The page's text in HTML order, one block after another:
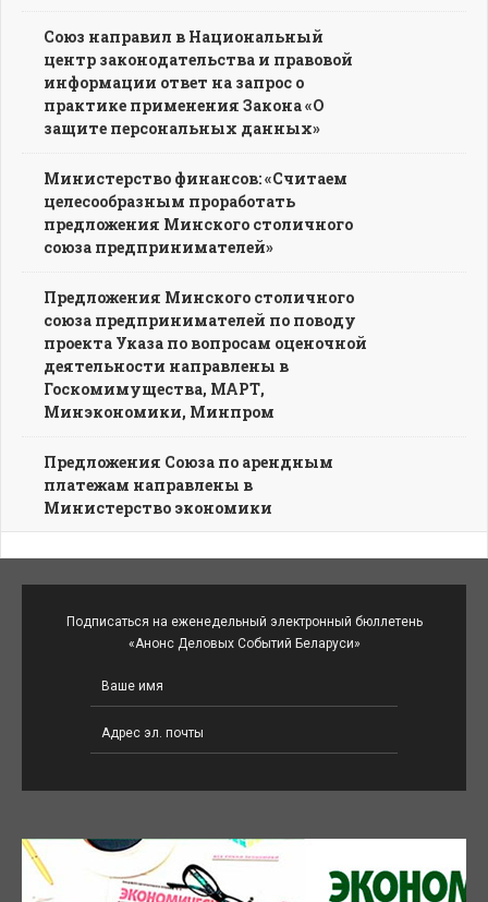
Союз направил в Национальный
центр законодательства и правовой
информации ответ на запрос о
практике применения Закона «О
защите персональных данных»
Министерство финансов: «Считаем
целесообразным проработать
предложения Минского столичного
союза предпринимателей»
Предложения Минского столичного
союза предпринимателей по поводу
проекта Указа по вопросам оценочной
деятельности направлены в
Госкомимущества, МАРТ,
Минэкономики, Минпром
Предложения Союза по арендным
платежам направлены в
Министерство экономики
Подписаться на еженедельный электронный бюллетень
«Анонс Деловых Событий Беларуси»